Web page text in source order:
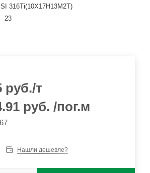
316Ti(10Х17Н13М2Т)
23
руб./т
руб. /пог.м
Нашли дешевле?